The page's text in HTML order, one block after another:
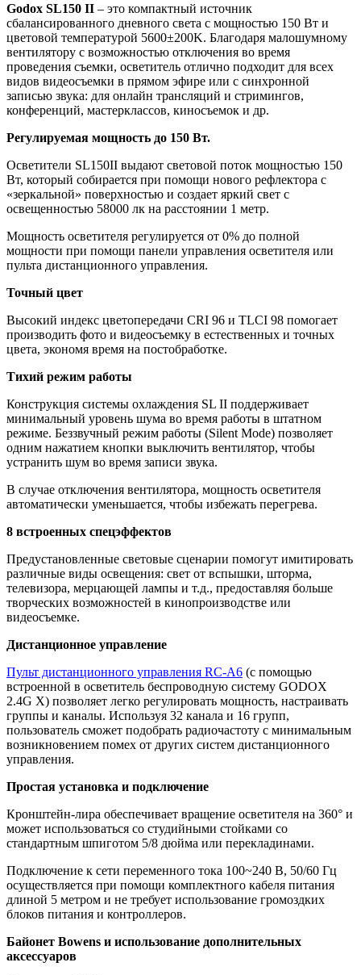
Godox SL150 II – это компактный источник
сбалансированного дневного света с мощностью 150 Вт и
цветовой температурой 5600±200K. Благодаря малошумному
вентилятору с возможностью отключения во время
проведения съемки, осветитель отлично подходит для всех
видов видеосъемки в прямом эфире или с синхронной
записью звука: для онлайн трансляций и стримингов,
конференций, мастерклассов, киносъемок и др.
Регулируемая мощность до 150 Вт.
Осветители SL150II выдают световой поток мощностью 150
Вт, который собирается при помощи нового рефлектора с
«зеркальной» поверхностью и создает яркий свет с
освещенностью 58000 лк на расстоянии 1 метр.
Мощность осветителя регулируется от 0% до полной
мощности при помощи панели управления осветителя или
пульта дистанционного управления.
Точный цвет
Высокий индекс цветопередачи CRI 96 и TLCI 98 помогает
производить фото и видеосъемку в естественных и точных
цвета, экономя время на постобработке.
Тихий режим работы
Конструкция системы охлаждения SL II поддерживает
минимальный уровень шума во время работы в штатном
режиме. Беззвучный режим работы (Silent Mode) позволяет
одним нажатием кнопки выключить вентилятор, чтобы
устранить шум во время записи звука.
В случае отключения вентилятора, мощность осветителя
автоматически уменьшается, чтобы избежать перегрева.
8 встроенных спецэффектов
Предустановленные световые сценарии помогут имитировать
различные виды освещения: свет от вспышки, шторма,
телевизора, мерцающей лампы и т.д., предоставляя больше
творческих возможностей в кинопроизводстве или
видеосъемке.
Дистанционное управление
Пульт дистанционного управления RC-А6 (с помощью
встроенной в осветитель беспроводную систему GODOХ
2.4G X) позволяет легко регулировать мощность, настраивать
группы и каналы. Используя 32 канала и 16 групп,
пользователь сможет подобрать радиочастоту с минимальным
возникновением помех от других систем дистанционного
управления.
Простая установка и подключение
Кронштейн-лира обеспечивает вращение осветителя на 360° и
может использоваться со студийными стойками со
стандартным шпиготом 5/8 дюйма или перекладинами.
Подключение к сети переменного тока 100~240 В, 50/60 Гц
осуществляется при помощи комплектного кабеля питания
длиной 5 метром и не требует использование громоздких
блоков питания и контроллеров.
Байонет Bowens и использование дополнительных
аксессуаров